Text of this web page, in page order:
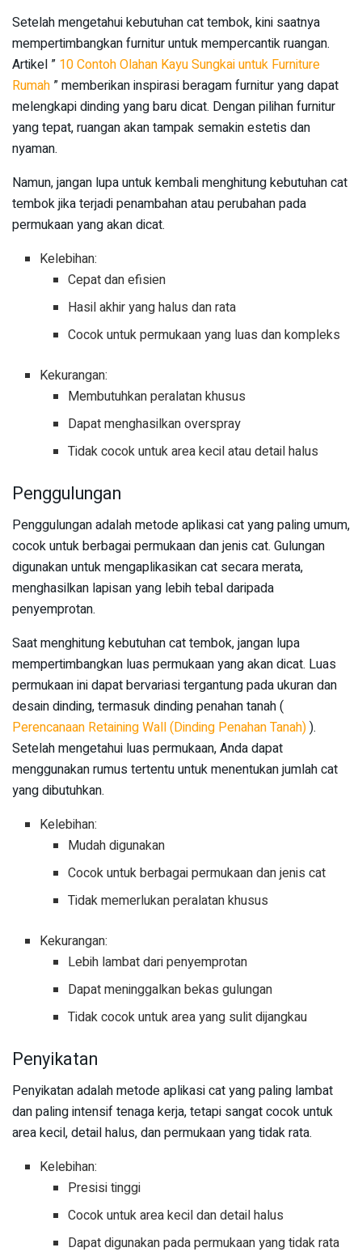
Setelah mengetahui kebutuhan cat tembok, kini saatnya
mempertimbangkan furnitur untuk mempercantik ruangan.
Artikel ” 10 Contoh Olahan Kayu Sungkai untuk Furniture
Rumah ” memberikan inspirasi beragam furnitur yang dapat
melengkapi dinding yang baru dicat. Dengan pilihan furnitur
yang tepat, ruangan akan tampak semakin estetis dan
nyaman.
Namun, jangan lupa untuk kembali menghitung kebutuhan cat
tembok jika terjadi penambahan atau perubahan pada
permukaan yang akan dicat.
Kelebihan:
Cepat dan efisien
Hasil akhir yang halus dan rata
Cocok untuk permukaan yang luas dan kompleks
Kekurangan:
Membutuhkan peralatan khusus
Dapat menghasilkan overspray
Tidak cocok untuk area kecil atau detail halus
Penggulungan
Penggulungan adalah metode aplikasi cat yang paling umum,
cocok untuk berbagai permukaan dan jenis cat. Gulungan
digunakan untuk mengaplikasikan cat secara merata,
menghasilkan lapisan yang lebih tebal daripada
penyemprotan.
Saat menghitung kebutuhan cat tembok, jangan lupa
mempertimbangkan luas permukaan yang akan dicat. Luas
permukaan ini dapat bervariasi tergantung pada ukuran dan
desain dinding, termasuk dinding penahan tanah (
Perencanaan Retaining Wall (Dinding Penahan Tanah)).
Setelah mengetahui luas permukaan, Anda dapat
menggunakan rumus tertentu untuk menentukan jumlah cat
yang dibutuhkan.
Kelebihan:
Mudah digunakan
Cocok untuk berbagai permukaan dan jenis cat
Tidak memerlukan peralatan khusus
Kekurangan:
Lebih lambat dari penyemprotan
Dapat meninggalkan bekas gulungan
Tidak cocok untuk area yang sulit dijangkau
Penyikatan
Penyikatan adalah metode aplikasi cat yang paling lambat
dan paling intensif tenaga kerja, tetapi sangat cocok untuk
area kecil, detail halus, dan permukaan yang tidak rata.
Kelebihan:
Presisi tinggi
Cocok untuk area kecil dan detail halus
Dapat digunakan pada permukaan yang tidak rata